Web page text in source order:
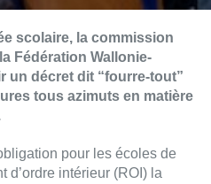
scolaire, la commission
Fédération Wallonie-
un décret dit “fourre-tout”
tous azimuts en matière
pour les écoles de
d’ordre intérieur (ROI) la